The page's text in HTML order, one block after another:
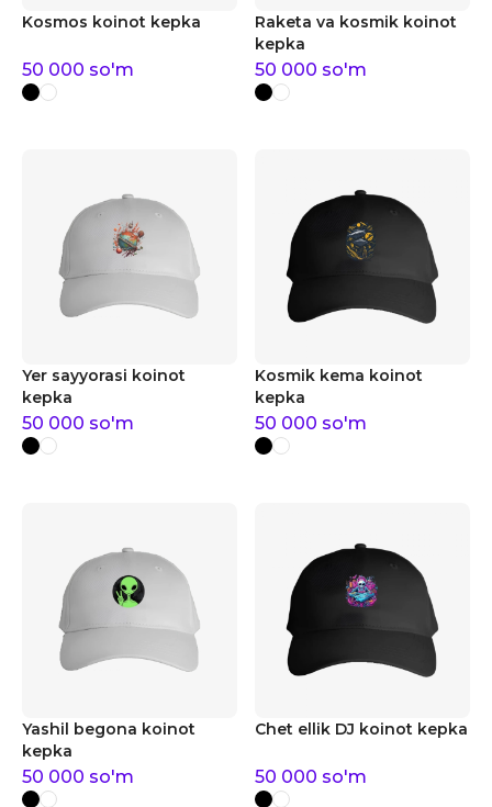
Kosmos koinot kepka
50 000 so'm
Raketa va kosmik koinot
kepka
50 000 so'm
Yer sayyorasi koinot
kepka
50 000 so'm
Kosmik kema koinot
kepka
50 000 so'm
Yashil begona koinot
kepka
50 000 so'm
Chet ellik DJ koinot kepka
50 000 so'm